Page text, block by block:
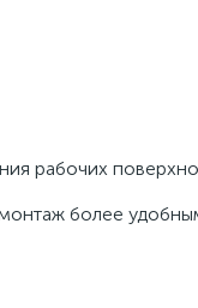
рабочих
более